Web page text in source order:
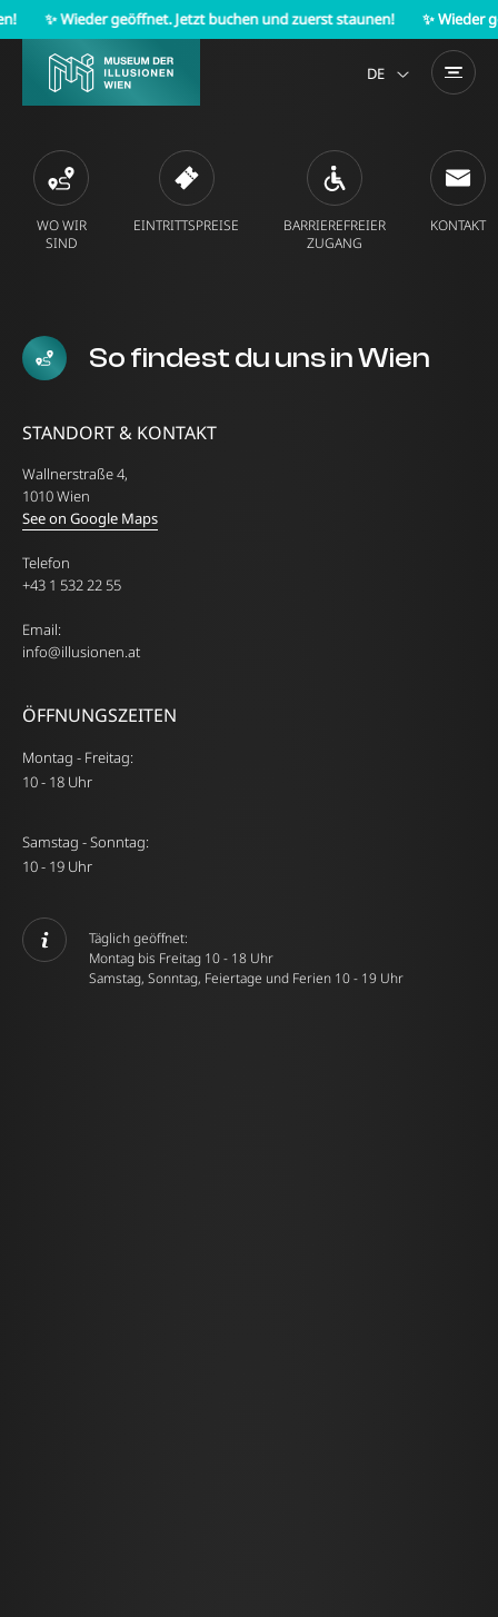
✨ Wieder geöffnet. Jetzt buchen und zuerst staunen! ✨ Wieder
DE
WO WIR
SIND
EINTRITTSPREISE
BARRIEREFREIER
ZUGANG
KONTAKT
So findest du uns in Wien
STANDORT & KONTAKT
Wallnerstraße 4,
1010 Wien
See on Google Maps
Telefon
+43 1 532 22 55
Email:
info@illusionen.at
ÖFFNUNGSZEITEN
Montag - Freitag:
10 - 18 Uhr
Samstag - Sonntag:
10 - 19 Uhr
Täglich geöffnet:
Montag bis Freitag 10 - 18 Uhr
Samstag, Sonntag, Feiertage und Ferien 10 - 19 Uhr